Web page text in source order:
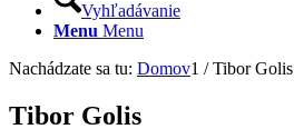
Vyhľadávanie
Menu Menu
Nachádzate sa tu: Domov1 / Tibor Golis
Tibor Golis